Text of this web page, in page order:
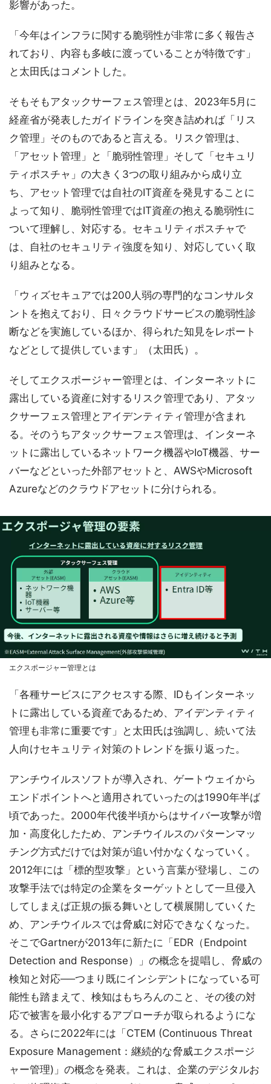
影響があった。
「今年はインフラに関する脆弱性が非常に多く報告さ
れており、内容も多岐に渡っていることが特徴です」
と太田氏はコメントした。
そもそもアタックサーフェス管理とは、2023年5月に
経産省が発表したガイドラインを突き詰めれば「リス
ク管理」そのものであると言える。リスク管理は、
「アセット管理」と「脆弱性管理」そして「セキュリ
ティポスチャ」の大きく3つの取り組みから成り立
ち、アセット管理では自社のIT資産を発見することに
よって知り、脆弱性管理ではIT資産の抱える脆弱性に
ついて理解し、対応する。セキュリティポスチャで
は、自社のセキュリティ強度を知り、対応していく取
り組みとなる。
「ウィズセキュアでは200人弱の専門的なコンサルタ
ントを抱えており、日々クラウドサービスの脆弱性診
断などを実施しているほか、得られた知見をレポート
などとして提供しています」（太田氏）。
そしてエクスポージャー管理とは、インターネットに
露出している資産に対するリスク管理であり、アタッ
クサーフェス管理とアイデンティティ管理が含まれ
る。そのうちアタックサーフェス管理は、インターネ
ットに露出しているネットワーク機器やIoT機器、サー
バーなどといった外部アセットと、AWSやMicrosoft
Azureなどのクラウドアセットに分けられる。
エクスポージャー管理とは
「各種サービスにアクセスする際、IDもインターネッ
トに露出している資産であるため、アイデンティティ
管理も非常に重要です」と太田氏は強調し、続いて法
人向けセキュリティ対策のトレンドを振り返った。
アンチウイルスソフトが導入され、ゲートウェイから
エンドポイントへと適用されていったのは1990年半ば
頃であった。2000年代後半頃からはサイバー攻撃が増
加・高度化したため、アンチウイルスのパターンマッ
チング方式だけでは対策が追い付かなくなっていく。
2012年には「標的型攻撃」という言葉が登場し、この
攻撃手法では特定の企業をターゲットとして一旦侵入
してしまえば正規の振る舞いとして横展開していくた
め、アンチウイルスでは脅威に対応できなくなった。
そこでGartnerが2013年に新たに「EDR（Endpoint
Detection and Response）」の概念を提唱し、脅威の
検知と対応──つまり既にインシデントになっている可
能性も踏まえて、検知はもちろんのこと、その後の対
応で被害を最小化するアプローチが取られるようにな
る。さらに2022年には「CTEM (Continuous Threat
Exposure Management：継続的な脅威エクスポージ
ャー管理)」の概念を発表。これは、企業のデジタルお